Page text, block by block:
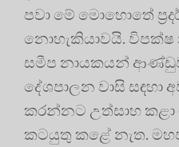
පවා මේ මොහොතේ
නොහැකියාවයි. විපක්ෂ
සමීප නායකයන්
දේශපාලන වාසි සඳහා
කරන්නට උත්සාහ
කටයුතු කළේ නැත.